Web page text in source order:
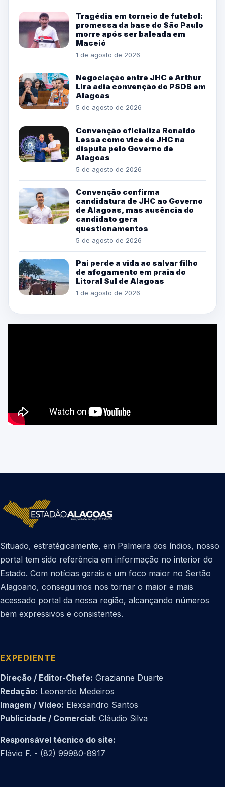
Tragédia em torneio de futebol:
promessa da base do São Paulo
morre após ser baleada em
Maceió
1 de agosto de 2026
Negociação entre JHC e Arthur
Lira adia convenção do PSDB em
Alagoas
5 de agosto de 2026
Convenção oficializa Ronaldo
Lessa como vice de JHC na
disputa pelo Governo de
Alagoas
5 de agosto de 2026
Convenção confirma
candidatura de JHC ao Governo
de Alagoas, mas ausência do
candidato gera
questionamentos
5 de agosto de 2026
Pai perde a vida ao salvar filho
de afogamento em praia do
Litoral Sul de Alagoas
1 de agosto de 2026
Situado, estratégicamente, em Palmeira dos índios, nosso
portal tem sido referência em informação no interior do
Estado. Com notícias gerais e um foco maior no Sertão
Alagoano, conseguimos nos tornar o maior e mais
acessado portal da nossa região, alcançando números
bem expressivos e consistentes.
EXPEDIENTE
Direção / Editor-Chefe: Grazianne Duarte
Redação: Leonardo Medeiros
Imagem / Vídeo: Elexsandro Santos
Publicidade / Comercial: Cláudio Silva
Responsável técnico do site:
Flávio F. - (82) 99980-8917